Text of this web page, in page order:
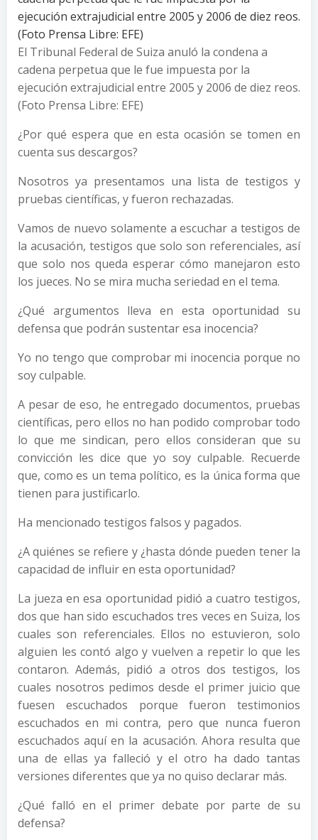
El Tribunal Federal de Suiza anuló la condena a
cadena perpetua que le fue impuesta por la
ejecución extrajudicial entre 2005 y 2006 de diez reos.
(Foto Prensa Libre: EFE)
¿Por qué espera que en esta ocasión se tomen en
cuenta sus descargos?
Nosotros ya presentamos una lista de testigos y
pruebas científicas, y fueron rechazadas.
Vamos de nuevo solamente a escuchar a testigos de
la acusación, testigos que solo son referenciales, así
que solo nos queda esperar cómo manejaron esto
los jueces. No se mira mucha seriedad en el tema.
¿Qué argumentos lleva en esta oportunidad su
defensa que podrán sustentar esa inocencia?
Yo no tengo que comprobar mi inocencia porque no
soy culpable.
A pesar de eso, he entregado documentos, pruebas
científicas, pero ellos no han podido comprobar todo
lo que me sindican, pero ellos consideran que su
convicción les dice que yo soy culpable. Recuerde
que, como es un tema político, es la única forma que
tienen para justificarlo.
Ha mencionado testigos falsos y pagados.
¿A quiénes se refiere y ¿hasta dónde pueden tener la
capacidad de influir en esta oportunidad?
La jueza en esa oportunidad pidió a cuatro testigos,
dos que han sido escuchados tres veces en Suiza, los
cuales son referenciales. Ellos no estuvieron, solo
alguien les contó algo y vuelven a repetir lo que les
contaron. Además, pidió a otros dos testigos, los
cuales nosotros pedimos desde el primer juicio que
fuesen escuchados porque fueron testimonios
escuchados en mi contra, pero que nunca fueron
escuchados aquí en la acusación. Ahora resulta que
una de ellas ya falleció y el otro ha dado tantas
versiones diferentes que ya no quiso declarar más.
¿Qué falló en el primer debate por parte de su
defensa?